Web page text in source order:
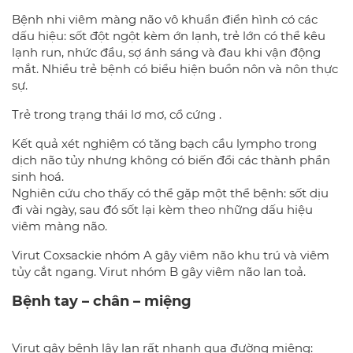
Bệnh nhi viêm màng não vô khuẩn điển hình có các
dấu hiệu: sốt đột ngột kèm ớn lạnh, trẻ lớn có thể kêu
lạnh run, nhức đầu, sợ ánh sáng và đau khi vận động
mắt. Nhiều trẻ bệnh có biểu hiện buồn nôn và nôn thực
sự.
Trẻ trong trạng thái lơ mơ, cổ cứng .
Kết quả xét nghiệm có tăng bạch cầu lympho trong
dịch não tủy nhưng không có biến đổi các thành phần
sinh hoá.
Nghiên cứu cho thấy có thể gặp một thể bệnh: sốt dịu
đi vài ngày, sau đó sốt lại kèm theo những dấu hiệu
viêm màng não.
Virut Coxsackie nhóm A gây viêm não khu trú và viêm
tủy cắt ngang. Virut nhóm B gây viêm não lan toả.
Bệnh tay – chân – miệng
Virut gây bệnh lây lan rất nhanh qua đường miệng: